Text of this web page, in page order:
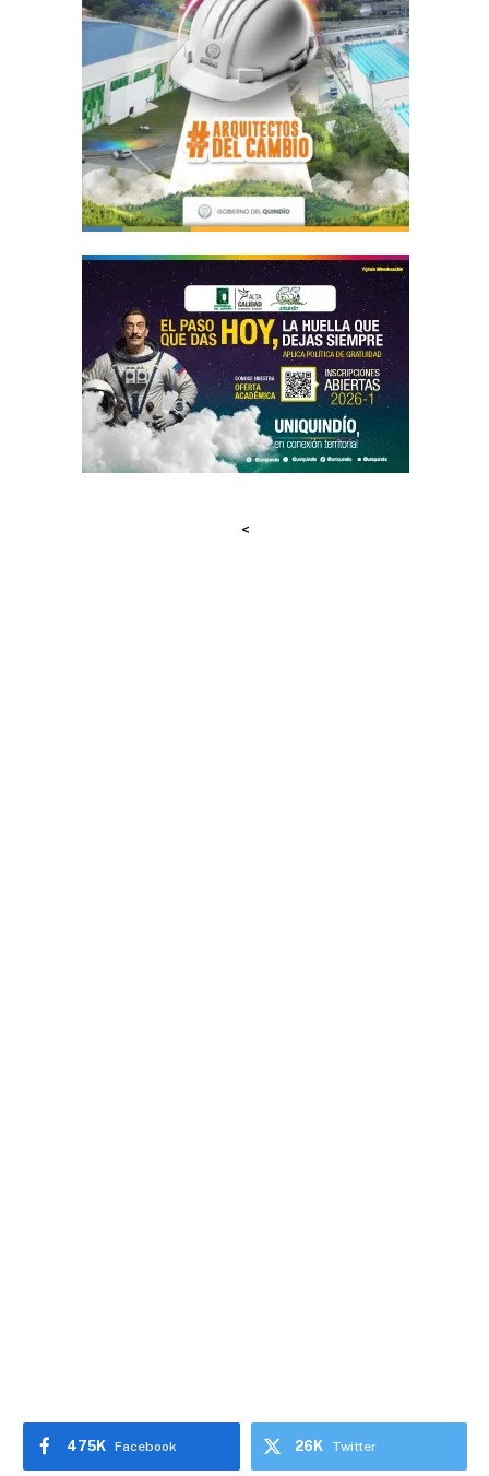
<
Facebook
475K Twitter
26K